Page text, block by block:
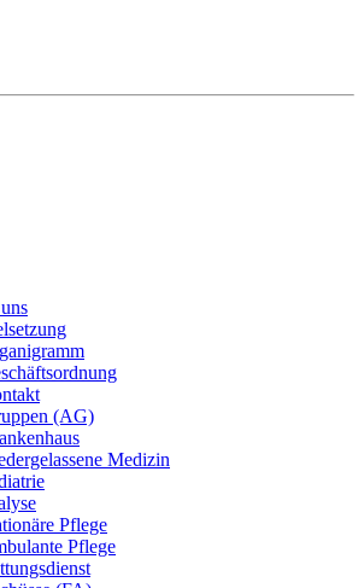
(AG)
Medizin
Pflege
Pflege